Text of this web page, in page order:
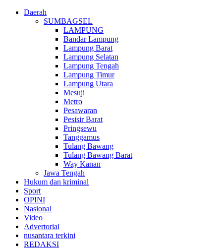
Daerah
SUMBAGSEL
LAMPUNG
Bandar Lampung
Lampung Barat
Lampung Selatan
Lampung Tengah
Lampung Timur
Lampung Utara
Mesuji
Metro
Pesawaran
Pesisir Barat
Pringsewu
Tanggamus
Tulang Bawang
Tulang Bawang Barat
Way Kanan
Jawa Tengah
Hukum dan kriminal
Sport
OPINI
Nasional
Video
Advertorial
nusantara terkini
REDAKSI